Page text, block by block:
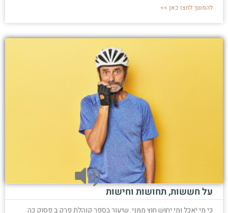
להמשך לחצו כאן >>
על חששות, תחושות וחישות
כִּי מִי יֹאכַל וּמִי יָחוּשׁ חוּץ מִמֶּנִּי. שיעור בספר קוהלת פרק ב פסוק כה